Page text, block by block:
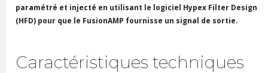
paramétré et injecté en utilisant le logiciel Hypex Filter Design
(HFD) pour que le FusionAMP fournisse un signal de sortie.
Caractéristiques techniques